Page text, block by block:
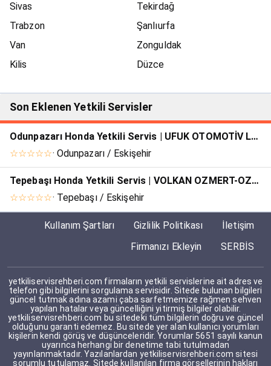
Sivas
Tekirdağ
Trabzon
Şanlıurfa
Van
Zonguldak
Kilis
Düzce
Son Eklenen Yetkili Servisler
Odunpazarı Honda Yetkili Servis | UFUK OTOMOTİV LPG/CNG DÖNÜŞÜM İNŞ.
☆☆☆☆☆· Odunpazarı / Eskişehir
Tepebaşı Honda Yetkili Servis | VOLKAN OZMERT-OZMERT TICARET
☆☆☆☆☆· Tepebaşı / Eskişehir
Kullanım Şartları Gizlilik Politikası
İletişim
Firmanızı Ekleyin
SERBİS
yetkiliservisrehberi.com firmaların yetkili servislerine ait adres ve
telefon gibi bilgilerini sorgulama servisidir. Sitede bulunan bilgileri
güncel tutmak adına azami çaba sarfetmemize rağmen sehven
yapılan hatalar veya güncelliğini yitirmiş bilgiler olabilir.
yetkiliservisrehberi.com bu sitedeki tüm bilgilerin doğru ve güncel
olduğunu garanti edemez. Bu sitede yer alan kullanıcı yorumları
kişilerin kendi görüş ve düşünceleridir. Yorumlar 5651 sayılı kanun
uyarınca herhangi bir denetime tabi tutulmadan
yayınlanmaktadır. Yazılanlardan yetkiliservisrehberi.com sitesi
sorumlu tutulamaz. Sitede kullanılan firma görsellerinin hakları